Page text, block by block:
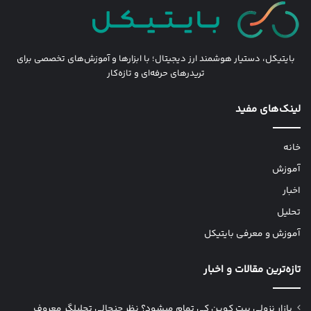
بایتیکل، دستیار هوشمند ارز دیجیتال؛ با ابزارها و آموزش‌های تخصصی برای
تریدرهای حرفه‌ای و تازه‌کار
لینک‌های مفید
خانه
آموزش
اخبار
تحلیل
آموزش و معرفی بایتیکل
تازه‌ترین مقالات و اخبار